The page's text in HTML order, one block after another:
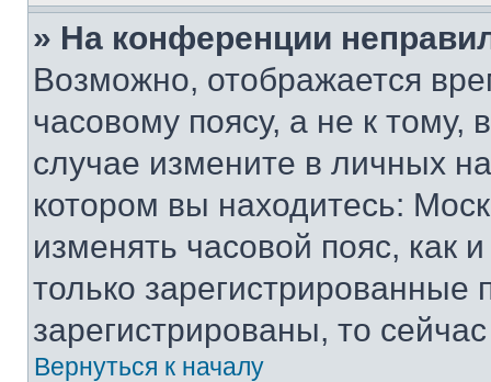
» На конференции
Возможно, отображается
часовому поясу, а не к тому,
случае измените в личных
котором вы находитесь:
изменять часовой пояс, как
только
зарегистрированы, то
Вернуться к началу